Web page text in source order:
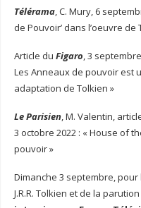
Télérama, C. Mury, 6
de Pouvoir’ dans l’oeuvre de
Article du Figaro, 3
Les Anneaux de pouvoir est
adaptation de Tolkien »
Le Parisien, M. Valentin,
3 octobre 2022 : « House of
pouvoir »
Dimanche 3 septembre,
J.R.R. Tolkien et de la